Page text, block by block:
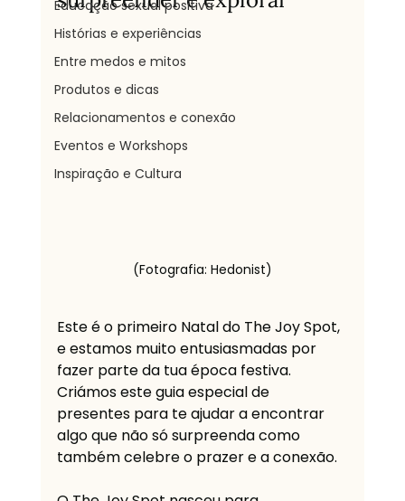
Educação sexual positiva
Histórias e experiências
Entre medos e mitos
Produtos e dicas
Relacionamentos e conexão
Eventos e Workshops
Inspiração e Cultura
(Fotografia: Hedonist)
Este é o primeiro Natal do The Joy Spot,
e estamos muito entusiasmadas por
fazer parte da tua época festiva.
Criámos este guia especial de
presentes para te ajudar a encontrar
algo que não só surpreenda como
também celebre o prazer e a conexão.